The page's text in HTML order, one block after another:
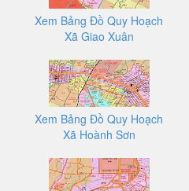
Xem Bảng Đồ Quy Hoạch
Xã Giao Xuân
Xem Bảng Đồ Quy Hoạch
Xã Hoành Sơn